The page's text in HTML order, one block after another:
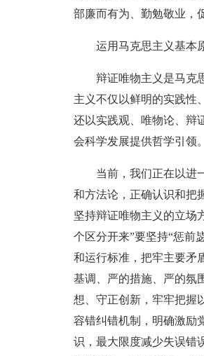
部廉而有为、勤勉敬业，
运用马克思主义基本
辩证唯物主义是马克
主义不仅以鲜明的实践性
还以实践观、唯物论、辩
会科学发展提供哲学引领。
当前，我们正在以进
和方法论，正确认识和把
坚持辩证唯物主义的立场
个区分开来”要坚持“惩前
和运行标准，把牢主要矛
基调、严的措施、严的氛
想、守正创新，牢牢把握
容错纠错机制，明确激励
识，最大限度减少失误错